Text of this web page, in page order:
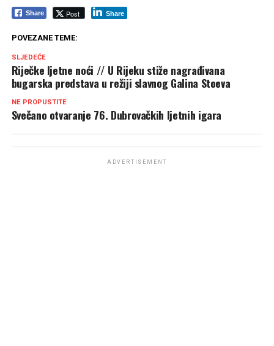
Share Post Share
POVEZANE TEME:
SLJEDEĆE
Riječke ljetne noći // U Rijeku stiže nagrađivana
bugarska predstava u režiji slavnog Galina Stoeva
NE PROPUSTITE
Svečano otvaranje 76. Dubrovačkih ljetnih igara
ADVERTISEMENT